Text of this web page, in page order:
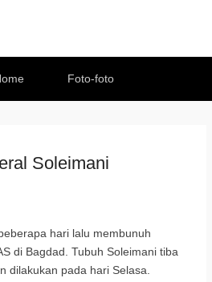
Foto-foto
Soleimani
hari lalu membunuh
di Bagdad. Tubuh Soleimani tiba
dilakukan pada hari Selasa.